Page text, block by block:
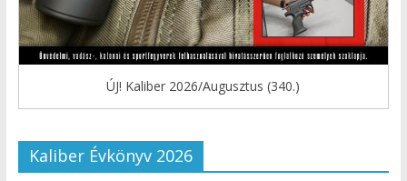
ÚJ! Kaliber 2026/Augusztus (340.)
Kaliber Évkönyv 2026